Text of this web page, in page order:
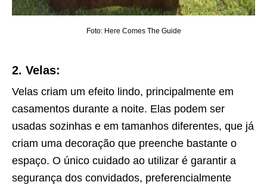
Foto: Here Comes The Guide
2. Velas:
Velas criam um efeito lindo, principalmente em
casamentos durante a noite. Elas podem ser
usadas sozinhas e em tamanhos diferentes, que já
criam uma decoração que preenche bastante o
espaço. O único cuidado ao utilizar é garantir a
segurança dos convidados, preferencialmente